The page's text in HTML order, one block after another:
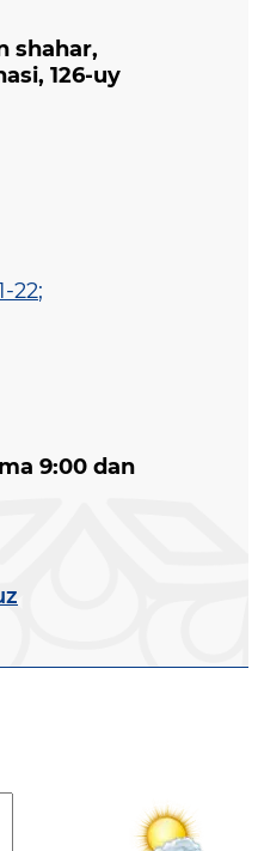
shahar,
126-uy
22;
9:00 dan